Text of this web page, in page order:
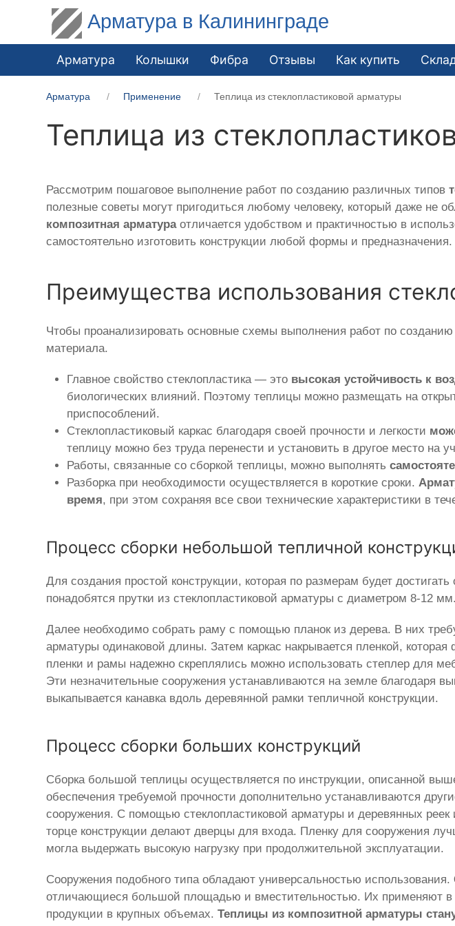
Арматура в Калининграде
Арматура Колышки Фибра Отзывы Как купить
Арматура Применение Теплица из стеклопластиковой арматуры
Теплица из
Рассмотрим пошаговое выполнение работ по созданию различных типов
полезные советы могут пригодиться любому человеку, который даже не
композитная арматураотличается удобством и практичностью в
самостоятельно изготовить конструкции любой формы и предназначения.
Преимущества использования
Чтобы проанализировать основные схемы выполнения работ по
материала.
Главное свойство стеклопластика — это высокая устойчивость к
биологических влияний. Поэтому теплицы можно размещать на
приспособлений.
Стеклопластиковый каркас благодаря своей прочности и легкости
теплицу можно без труда перенести и установить в другое место на
Работы, связанные со сборкой теплицы, можно выполнять
Разборка при необходимости осуществляется в короткие сроки.
время, при этом сохраняя все свои технические характеристики в
Процесс сборки небольшой тепличной
Для создания простой конструкции, которая по размерам будет
понадобятся прутки из стеклопластиковой арматуры с диаметром 8-12
Далее необходимо собрать раму с помощью планок из дерева. В них
арматуры одинаковой длины. Затем каркас накрывается пленкой,
пленки и рамы надежно скреплялись можно использовать степлер для
Эти незначительные сооружения устанавливаются на земле
выкапывается канавка вдоль деревянной рамки тепличной конструкции.
Процесс сборки больших конструкций
Сборка большой теплицы осуществляется по инструкции, описанной
обеспечения требуемой прочности дополнительно устанавливаются
сооружения. С помощью стеклопластиковой арматуры и деревянных
торце конструкции делают дверцы для входа. Пленку для сооружения
могла выдержать высокую нагрузку при продолжительной эксплуатации.
Сооружения подобного типа обладают универсальностью использования.
отличающиеся большой площадью и вместительностью. Их применяют
продукции в крупных объемах.Теплицы из композитной арматуры